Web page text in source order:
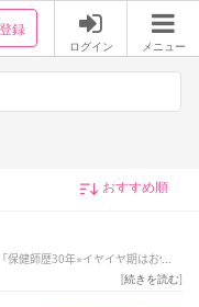
録
ログイン メニュー
健師歴30年⭐︎イヤイヤ期はお任せ
験あり】一人ひとりに合わせたサ
[続きを読む]